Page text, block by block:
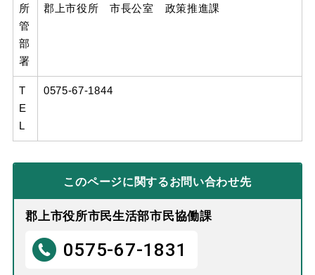
所
管
部
署
郡上市役所 市長公室 政策推進課
T
E
L
0575-67-1844
このページに関するお問い合わせ先
郡上市役所市民生活部市民協働課
0575-67-1831